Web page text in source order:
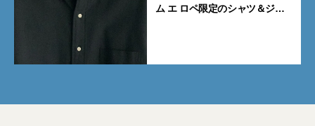
ム エ ロペ限定のシャツ＆ジャ